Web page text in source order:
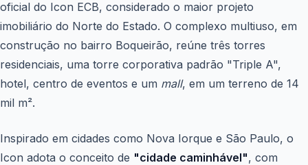
oficial do Icon ECB, considerado o maior projeto
imobiliário do Norte do Estado. O complexo multiuso, em
construção no bairro Boqueirão, reúne três torres
residenciais, uma torre corporativa padrão "Triple A",
hotel, centro de eventos e um mall, em um terreno de 14
mil m².
Inspirado em cidades como Nova Iorque e São Paulo, o
Icon adota o conceito de "cidade caminhável", com